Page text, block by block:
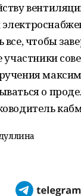
все, чтобы
участники
о